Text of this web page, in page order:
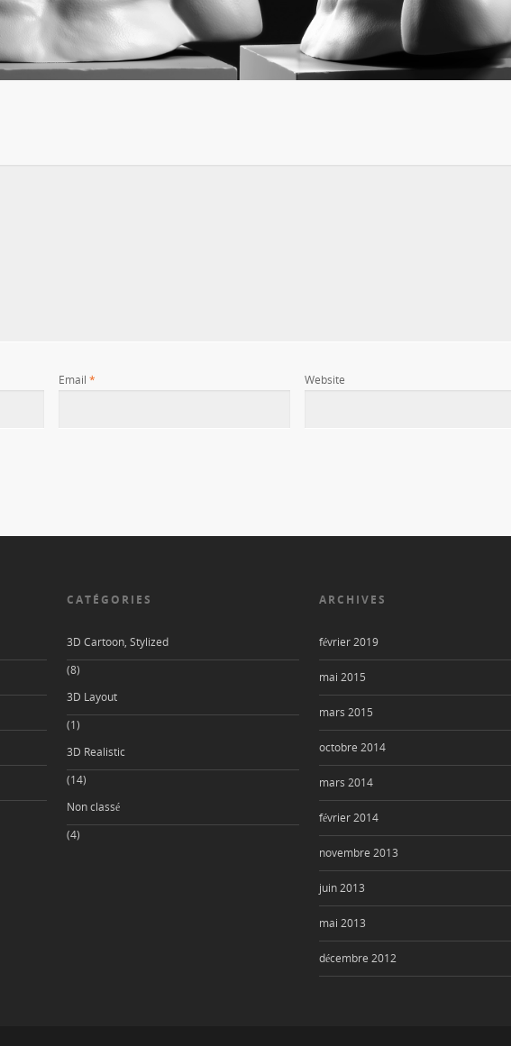
Email* Website
CATÉGORIES
3D Cartoon, Stylized
(8)
3D Layout
(1)
3D Realistic
(14)
Non classé
(4)
ARCHIVES
février 2019
mai 2015
mars 2015
octobre 2014
mars 2014
février 2014
novembre 2013
juin 2013
mai 2013
décembre 2012